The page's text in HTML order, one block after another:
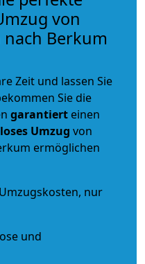
von
nach Berkum
Zeit und lassen Sie
Sie die
garantiert einen
Umzug von
ermöglichen
nur
und